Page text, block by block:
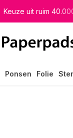
Keuze uit ruim
Ponsen Folie